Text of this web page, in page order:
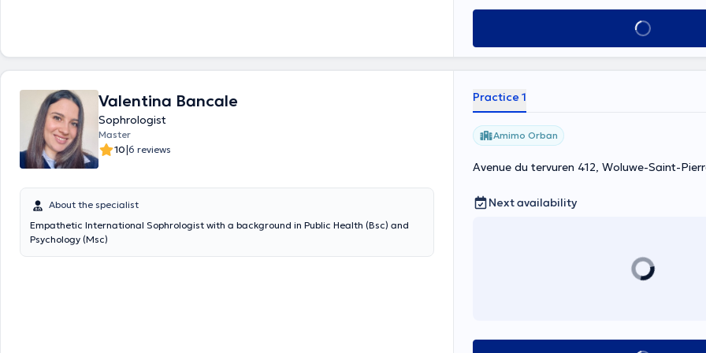
See all
Valentina Bancale
Sophrologist
Master
10|6 reviews
About the specialist
Empathetic International Sophrologist with a background in Public Health (Bsc) and
Psychology (Msc)
Practice 1
Amimo Orban
Avenue du tervuren 412, Woluwe-Saint-
Next availability